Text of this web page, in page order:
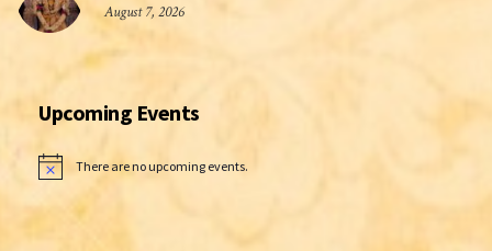
August 7, 2026
Upcoming Events
Notice There are no upcoming events.